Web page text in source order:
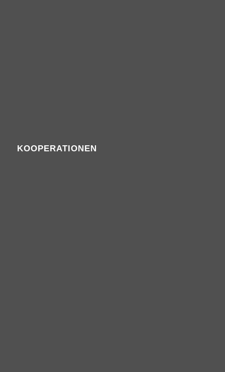
KOOPERATIONEN